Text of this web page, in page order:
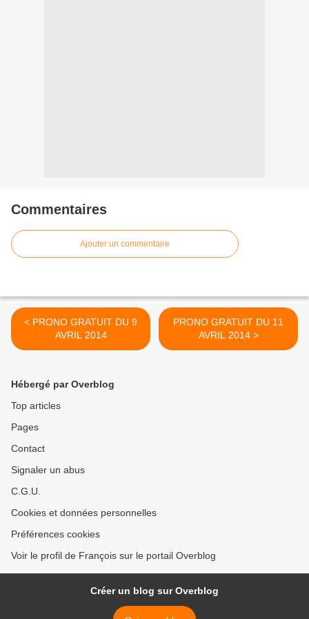
Commentaires
Ajouter un commentaire
< PRONO GRATUIT DU 9
AVRIL 2014
PRONO GRATUIT DU 11
AVRIL 2014 >
Hébergé par Overblog
Top articles
Pages
Contact
Signaler un abus
C.G.U.
Cookies et données personnelles
Préférences cookies
Voir le profil de François sur le portail Overblog
Créer un blog sur Overblog